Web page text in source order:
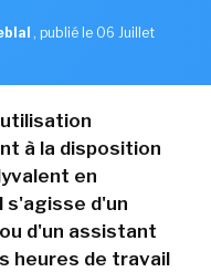
, publié le 06 Juillet
à la disposition
en
s'agisse d'un
d'un assistant
heures de travail